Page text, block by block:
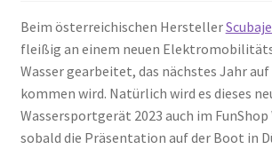
Beim österreichischen Hersteller
fleißig an einem neuen
Wasser gearbeitet, das nächstes Jahr
kommen wird. Natürlich wird es dieses
Wassersportgerät 2023 auch im FunShop
sobald die Präsentation auf der Boot in